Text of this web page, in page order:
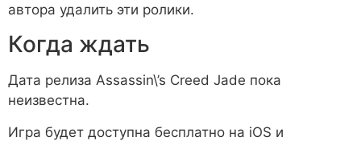
автора удалить эти ролики.
Когда ждать
Дата релиза Assassin\’s Creed Jade пока
неизвестна.
Игра будет доступна бесплатно на iOS и